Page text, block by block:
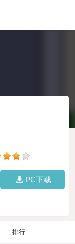
PC下载
排行